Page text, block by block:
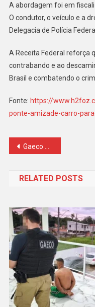
A abordagem foi em
O condutor, o veículo e a
Delegacia de Polícia
A Receita Federal reforça
contrabando e ao
Brasil e combatendo o
Fonte: https://
ponte-amizade-carro-
Navegação
Post
Gaeco deflagra operação contra organização criminosa que atuava na Saúde de Pérola
RELATED POSTS